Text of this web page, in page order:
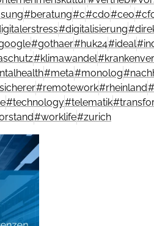
#beratung#c#cdo#ceo#
#digitalisierung#
#gothaer#huk24#ideal#
#klimawandel#
#meta#monolog#
#remotework#rheinland#
#technology#telematik#
#worklife#zurich